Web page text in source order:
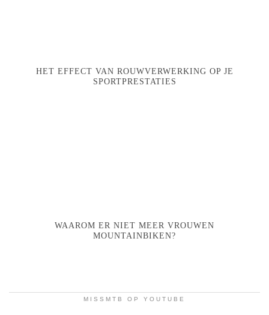
HET EFFECT VAN ROUWVERWERKING OP JE
SPORTPRESTATIES
WAAROM ER NIET MEER VROUWEN
MOUNTAINBIKEN?
MISSMTB OP YOUTUBE